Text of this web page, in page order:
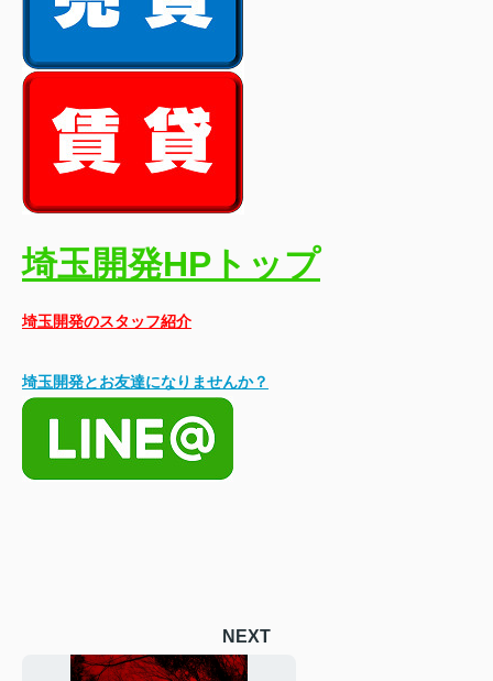
埼玉開発HPトップ
埼玉開発のスタッフ紹介
埼玉開発とお友達になりませんか？
NEXT